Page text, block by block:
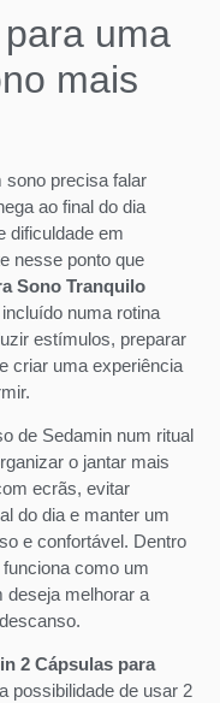
uma
mais
sono precisa falar
ao final do dia
dificuldade em
nesse ponto que
Sono Tranquilo
numa rotina
estímulos, preparar
criar uma experiência
de Sedamin num ritual
o jantar mais
ecrãs, evitar
do dia e manter um
e confortável. Dentro
como um
deseja melhorar a
2 Cápsulas para
possibilidade de usar 2